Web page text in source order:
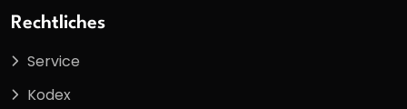
Rechtliches
Service
Kodex